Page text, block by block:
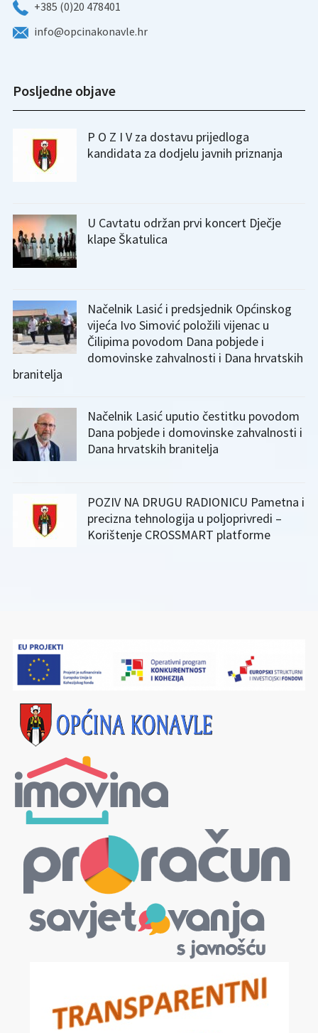
+385 (0)20 478401
info@opcinakonavle.hr
Posljedne objave
P O Z I V za dostavu prijedloga
kandidata za dodjelu javnih priznanja
U Cavtatu održan prvi koncert Dječje
klape Škatulica
Načelnik Lasić i predsjednik Općinskog
vijeća Ivo Simović položili vijenac u
Čilipima povodom Dana pobjede i
domovinske zahvalnosti i Dana hrvatskih
branitelja
Načelnik Lasić uputio čestitku povodom
Dana pobjede i domovinske zahvalnosti i
Dana hrvatskih branitelja
POZIV NA DRUGU RADIONICU Pametna i
precizna tehnologija u poljoprivredi –
Korištenje CROSSMART platforme